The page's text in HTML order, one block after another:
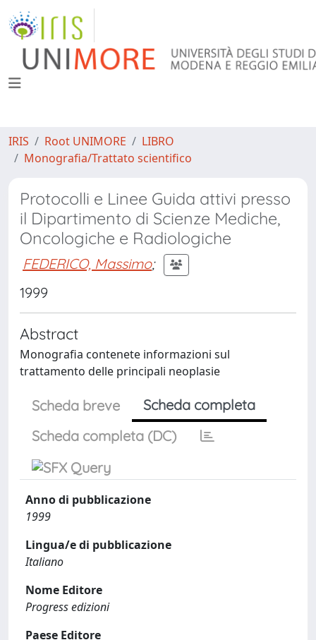
IRIS Root UNIMORE
LIBRO
Monografia/Trattato scientifico
Protocolli e Linee Guida attivi presso
il Dipartimento di Scienze Mediche,
Oncologiche e Radiologiche
FEDERICO, Massimo;
1999
Abstract
Monografia contenete informazioni sul
trattamento delle principali neoplasie
Scheda breve
Scheda completa
Scheda completa (DC)
Anno di pubblicazione
1999
Lingua/e di pubblicazione
Italiano
Nome Editore
Progress edizioni
Paese Editore